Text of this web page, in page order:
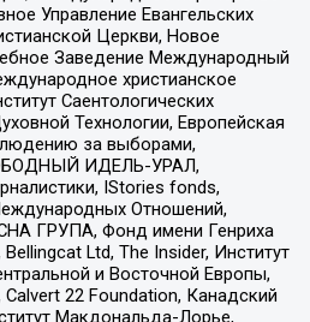
Управление Евангельских
Церкви, Новое
Заведение Международный
христианское
Саентологических
Технологии, Европейская
за выборами,
ИДЕЛЬ-УРАЛ,
IStories fonds,
Отношений,
ГРУПА, Фонд имени Генриха
Ltd, The Insider, Институт
и Восточной Европы,
22 Foundation, Канадский
Макдональда-Лорье,